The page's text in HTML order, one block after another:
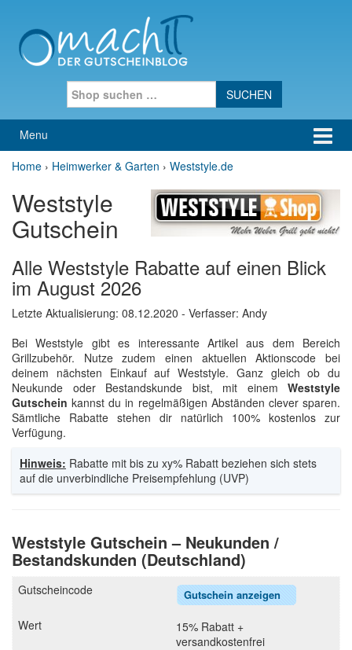
Menu
Home › Heimwerker & Garten › Weststyle.de
Weststyle
Gutschein
Alle Weststyle Rabatte auf einen Blick
im August 2026
Letzte Aktualisierung: 08.12.2020 - Verfasser: Andy
Bei Weststyle gibt es interessante Artikel aus dem Bereich
Grillzubehör. Nutze zudem einen aktuellen Aktionscode bei
deinem nächsten Einkauf auf Weststyle. Ganz gleich ob du
Neukunde oder Bestandskunde bist, mit einem Weststyle
Gutschein kannst du in regelmäßigen Abständen clever sparen.
Sämtliche Rabatte stehen dir natürlich 100% kostenlos zur
Verfügung.
Hinweis: Rabatte mit bis zu xy% Rabatt beziehen sich stets
auf die unverbindliche Preisempfehlung (UVP)
Weststyle Gutschein – Neukunden /
Bestandskunden (Deutschland)
Gutschein anzeigen
15% Rabatt +
versandkostenfrei